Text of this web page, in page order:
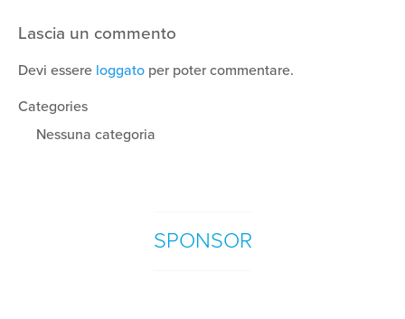
Lascia un commento
Devi essere loggato per poter commentare.
Categories
Nessuna categoria
SPONSOR